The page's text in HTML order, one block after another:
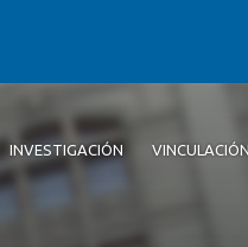
INVESTIGACIÓN